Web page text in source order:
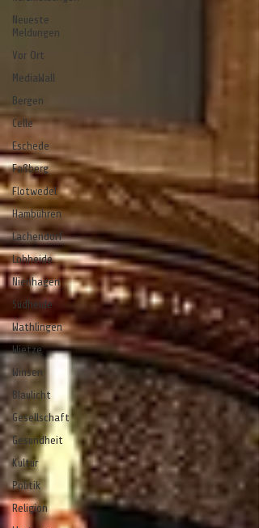
Neueste
Meldungen
Vor Ort
MediaWall
Bergen
Celle
Eschede
Faßberg
Flotwedel
Hambühren
Lachendorf
Lohheide
Nienhagen
Südheide
Wathlingen
Wietze
Winsen
Blaulicht
Gesellschaft
Gesundheit
Kultur
Politik
Religion